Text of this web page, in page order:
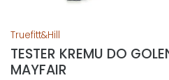
Truefitt&Hill
TESTER KREMU DO
MAYFAIR